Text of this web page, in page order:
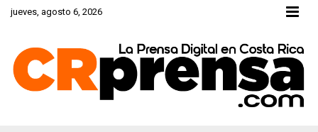
Skipjueves, agosto 6, 2026